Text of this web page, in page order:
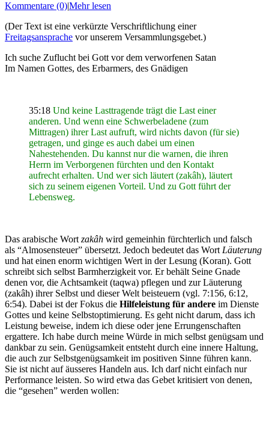
Kommentare (0)Mehr lesen
(Der Text ist eine verkürzte Verschriftlichung einer
Freitagsansprache vor unserem Versammlungsgebet.)
Ich suche Zuflucht bei Gott vor dem verworfenen Satan
Im Namen Gottes, des Erbarmers, des Gnädigen
35:18 Und keine Lasttragende trägt die Last einer
anderen. Und wenn eine Schwerbeladene (zum
Mittragen) ihrer Last aufruft, wird nichts davon (für sie)
getragen, und ginge es auch dabei um einen
Nahestehenden. Du kannst nur die warnen, die ihren
Herrn im Verborgenen fürchten und den Kontakt
aufrecht erhalten. Und wer sich läutert (zakâh), läutert
sich zu seinem eigenen Vorteil. Und zu Gott führt der
Lebensweg.
Das arabische Wortzakâh wird gemeinhin fürchterlich und falsch
als “Almosensteuer” übersetzt. Jedoch bedeutet das WortLäuterung
und hat einen enorm wichtigen Wert in der Lesung (Koran). Gott
schreibt sich selbst Barmherzigkeit vor. Er behält Seine Gnade
denen vor, die Achtsamkeit (taqwa) pflegen und zur Läuterung
(zakâh) ihrer Selbst und dieser Welt beisteuern (vgl. 7:156, 6:12,
6:54). Dabei ist der Fokus die Hilfeleistung für andere im Dienste
Gottes und keine Selbstoptimierung. Es geht nicht darum, dass ich
Leistung beweise, indem ich diese oder jene Errungenschaften
ergattere. Ich habe durch meine Würde in mich selbst genügsam und
dankbar zu sein. Genügsamkeit entsteht durch eine innere Haltung,
die auch zur Selbstgenügsamkeit im positiven Sinne führen kann.
Sie ist nicht auf äusseres Handeln aus. Ich darf nicht einfach nur
Performance leisten. So wird etwa das Gebet kritisiert von denen,
die “gesehen” werden wollen: